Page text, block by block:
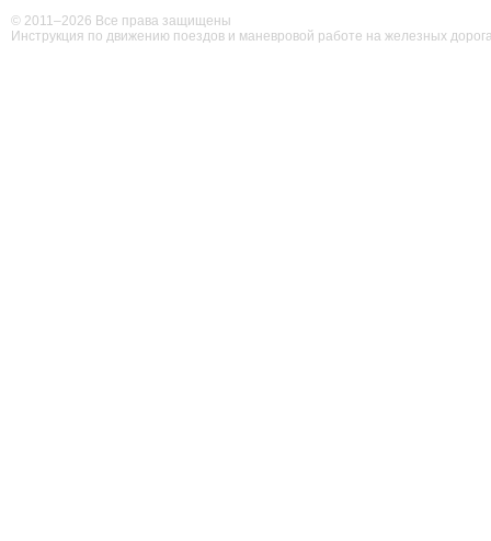
© 2011–2026 Все права защищены
Инструкция по движению поездов и маневровой работе на железных